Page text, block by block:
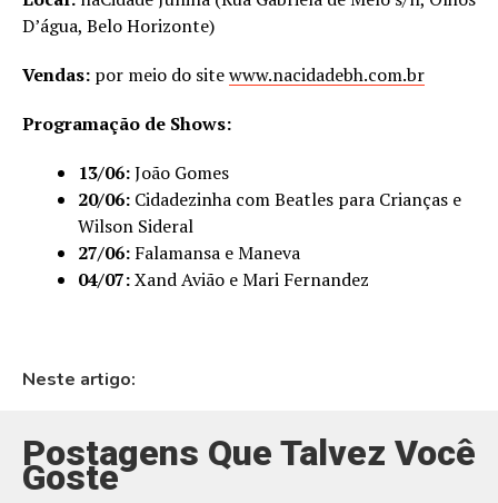
D’água, Belo Horizonte)
Vendas: por meio do sitewww.nacidadebh.com.br
Programação de Shows:
13/06:João Gomes
20/06: Cidadezinha com Beatles para Crianças e
Wilson Sideral
27/06: Falamansa e Maneva
04/07:Xand Avião e Mari Fernandez
Neste artigo:
Postagens Que Talvez Você
Goste